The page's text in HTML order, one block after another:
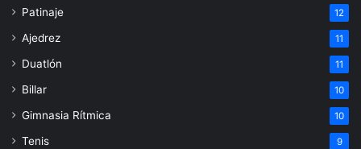
Patinaje 12
Ajedrez 11
Duatlón 11
Billar 10
Gimnasia Rítmica 10
Tenis 9